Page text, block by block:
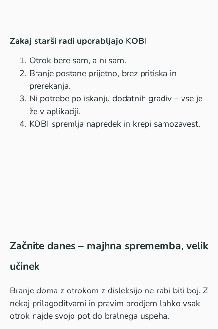
Zakaj starši radi uporabljajo KOBI
Otrok bere sam, a ni sam.
Branje postane prijetno, brez pritiska in
prerekanja.
Ni potrebe po iskanju dodatnih gradiv – vse je
že v aplikaciji.
KOBI spremlja napredek in krepi samozavest.
Začnite danes – majhna sprememba, velik
učinek
Branje doma z otrokom z disleksijo ne rabi biti boj. Z
nekaj prilagoditvami in pravim orodjem lahko vsak
otrok najde svojo pot do bralnega uspeha.